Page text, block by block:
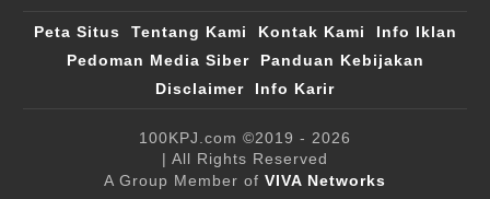
Peta Situs Tentang Kami Kontak Kami
Info Iklan
Pedoman Media Siber
Panduan Kebijakan
Disclaimer
Info Karir
100KPJ.com ©2019 - 2026
| All Rights Reserved
A Group Member of VIVA Networks